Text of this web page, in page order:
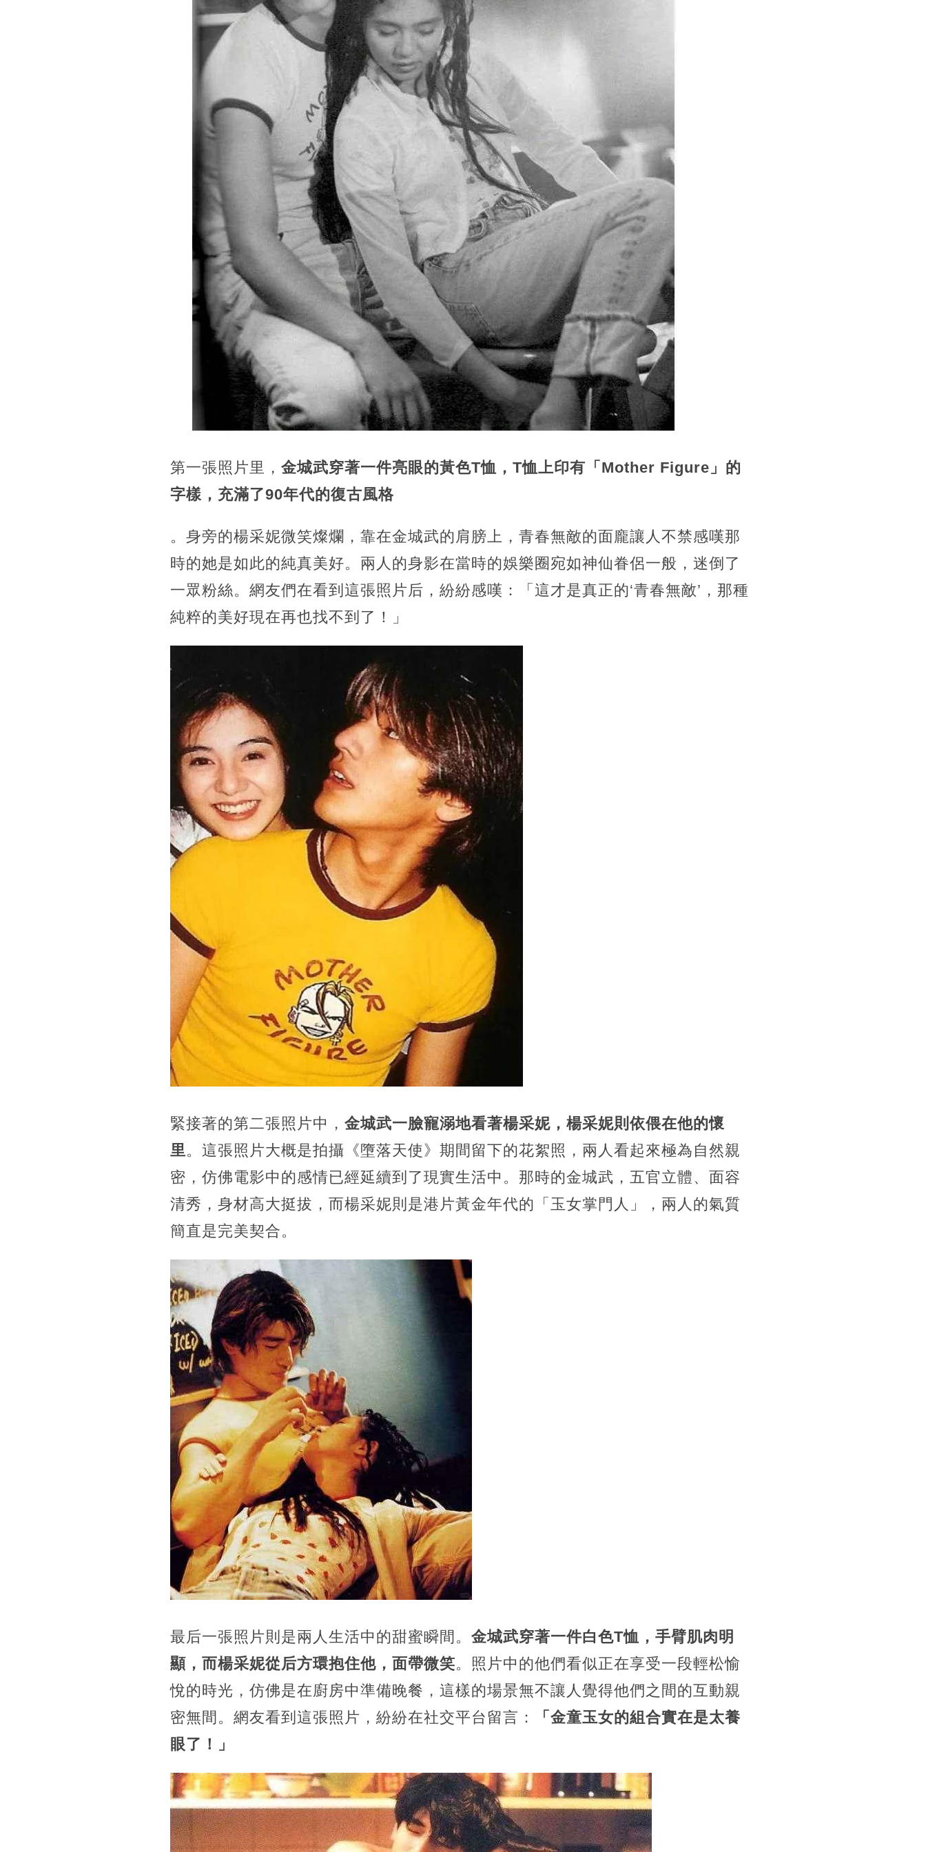
第一張照片里， 金城武穿著一件亮眼的黃色T恤，T恤上印有「Mother Figure」的
字樣，充滿了90年代的復古風格
。身旁的楊采妮微笑燦爛，靠在金城武的肩膀上，青春無敵的面龐讓人不禁感嘆那
時的她是如此的純真美好。 兩人的身影在當時的娛樂圈宛如神仙眷侶一般，迷倒了
一眾粉絲。網友們在看到這張照片后，紛紛感嘆：「這才是真正的‘青春無敵’，那種
純粹的美好現在再也找不到了！」
緊接著的第二張照片中， 金城武一臉寵溺地看著楊采妮，楊采妮則依偎在他的懷
里。這張照片大概是拍攝《墮落天使》期間留下的花絮照，兩人看起來極為自然親
密，仿佛電影中的感情已經延續到了現實生活中。那時的金城武，五官立體、面容
清秀，身材高大挺拔，而楊采妮則是港片黃金年代的「玉女掌門人」，兩人的氣質
簡直是完美契合。
最后一張照片則是兩人生活中的甜蜜瞬間。 金城武穿著一件白色T恤，手臂肌肉明
顯，而楊采妮從后方環抱住他，面帶微笑。照片中的他們看似正在享受一段輕松愉
悅的時光，仿佛是在廚房中準備晚餐，這樣的場景無不讓人覺得他們之間的互動親
密無間。網友看到這張照片，紛紛在社交平台留言：
「金童玉女的組合實在是太養
眼了！」